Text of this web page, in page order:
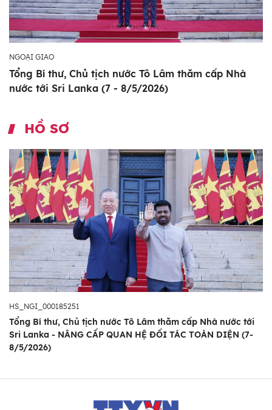
NGOẠI GIAO
Tổng Bí thư, Chủ tịch nước Tô Lâm thăm cấp Nhà
nước tới Sri Lanka (7 - 8/5/2026)
HỒ SƠ
HS_NGI_000185251
Tổng Bí thư, Chủ tịch nước Tô Lâm thăm cấp Nhà nước tới
Sri Lanka - NÂNG CẤP QUAN HỆ ĐỐI TÁC TOÀN DIỆN (7-
8/5/2026)